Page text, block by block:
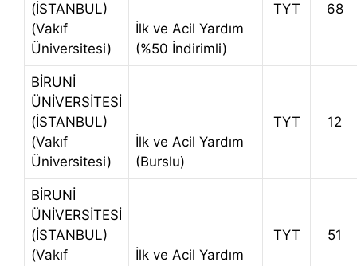
(İSTANBUL)
(Vakıf
Üniversitesi)
İlk ve Acil Yardım
(%50 İndirimli)
TYT 68
BİRUNİ
ÜNİVERSİTESİ
(İSTANBUL)
(Vakıf
Üniversitesi)
İlk ve Acil Yardım
(Burslu)
TYT 12
BİRUNİ
ÜNİVERSİTESİ
(İSTANBUL)
(Vakıf
İlk ve Acil Yardım
TYT 51